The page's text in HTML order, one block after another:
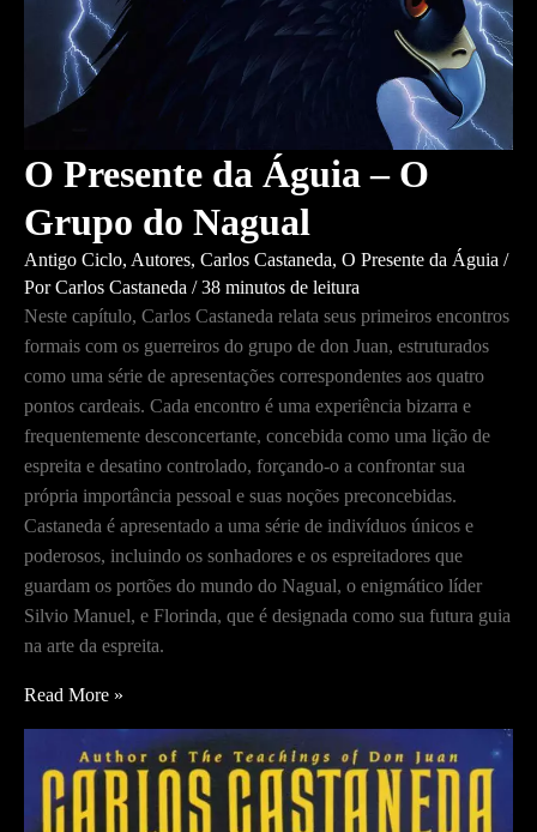
Espreita
O Presente da Águia – O
Grupo do Nagual
Antigo Ciclo, Autores, Carlos Castaneda, O Presente da Águia /
PorCarlos Castaneda /38 minutos de leitura
Neste capítulo, Carlos Castaneda relata seus primeiros encontros
formais com os guerreiros do grupo de don Juan, estruturados
como uma série de apresentações correspondentes aos quatro
pontos cardeais. Cada encontro é uma experiência bizarra e
frequentemente desconcertante, concebida como uma lição de
espreita e desatino controlado, forçando-o a confrontar sua
própria importância pessoal e suas noções preconcebidas.
Castaneda é apresentado a uma série de indivíduos únicos e
poderosos, incluindo os sonhadores e os espreitadores que
guardam os portões do mundo do Nagual, o enigmático líder
Silvio Manuel, e Florinda, que é designada como sua futura guia
na arte da espreita.
O
Águia
Read More »